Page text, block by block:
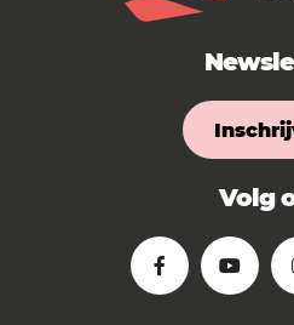
Volg